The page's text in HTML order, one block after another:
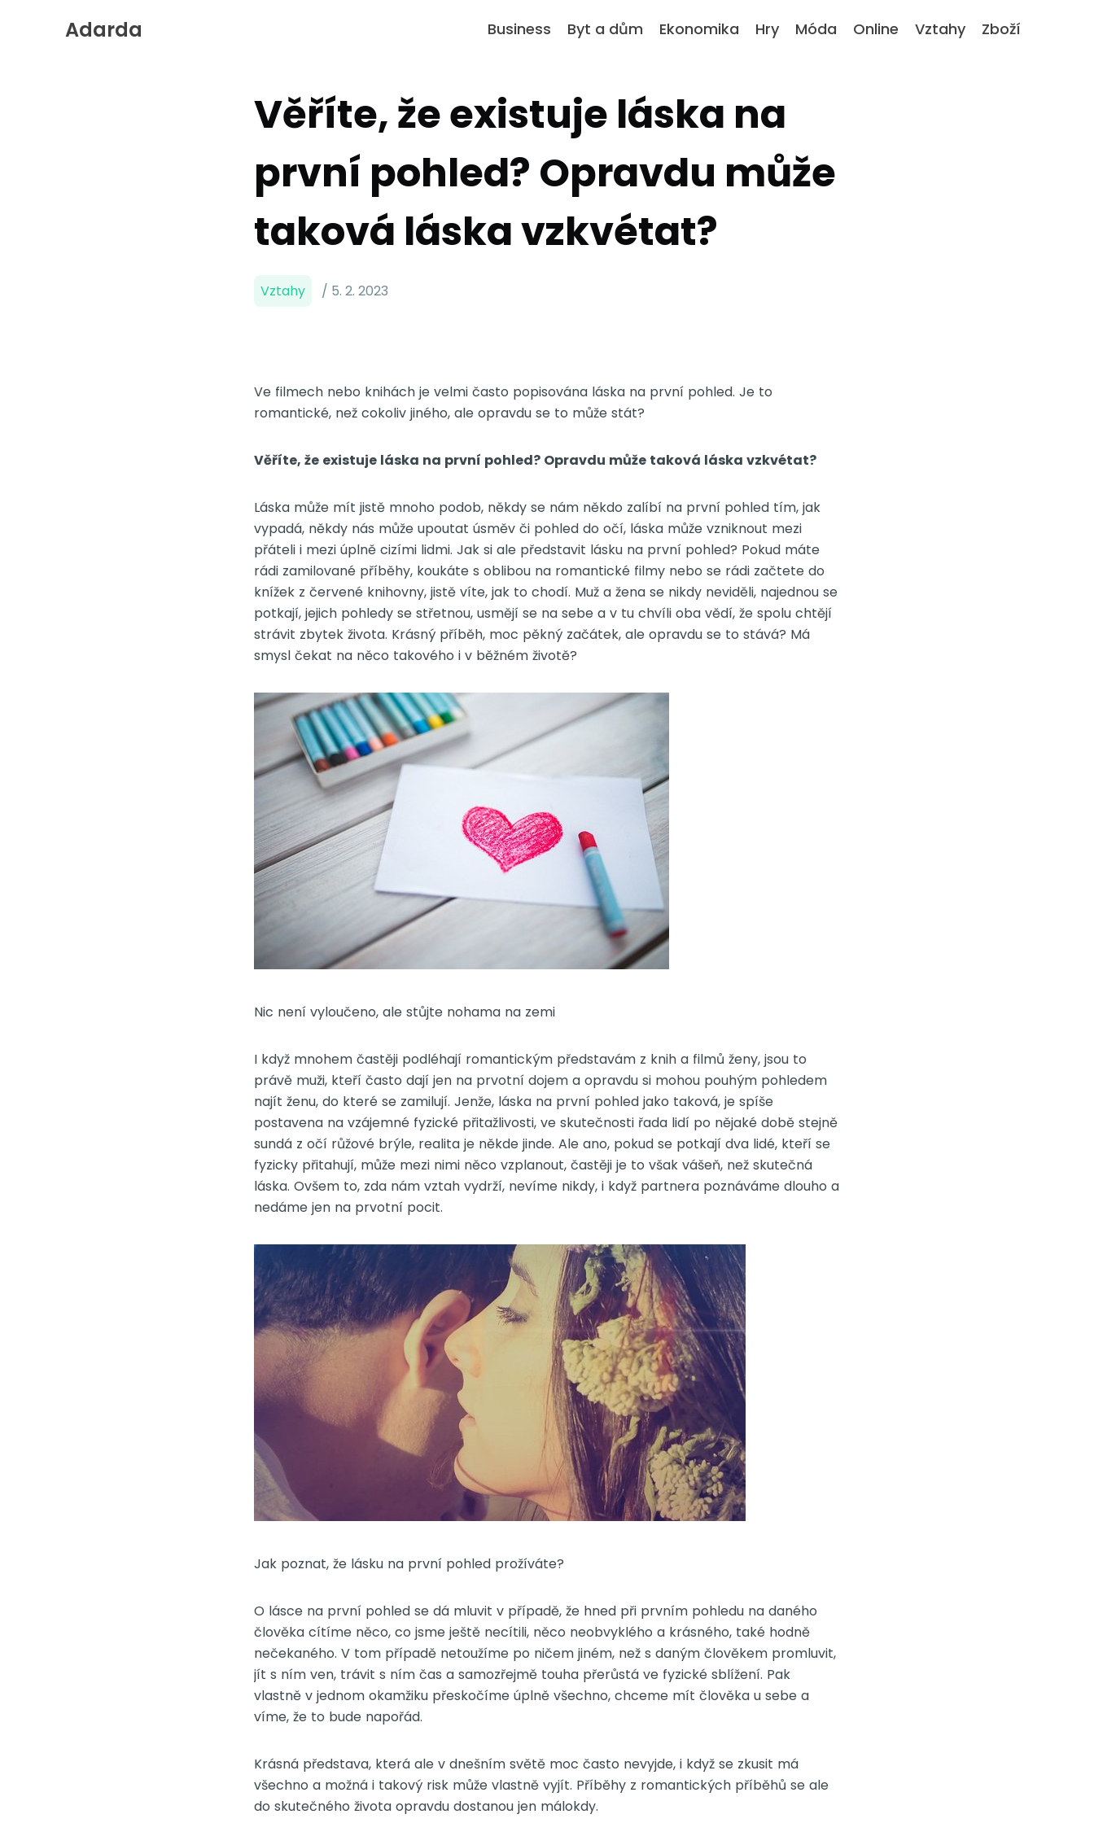
Skip
Adarda Business Byt a dům Ekonomika Hry Móda Online Vztahy Zboží
Věříte, že existuje láska na
první pohled? Opravdu může
taková láska vzkvétat?
Vztahy / 5. 2. 2023
Ve filmech nebo knihách je velmi často popisována láska na první pohled. Je to
romantické, než cokoliv jiného, ale opravdu se to může stát?
Věříte, že existuje láska na první pohled? Opravdu může taková láska vzkvétat?
Láska může mít jistě mnoho podob, někdy se nám někdo zalíbí na první pohled tím, jak
vypadá, někdy nás může upoutat úsměv či pohled do očí, láska může vzniknout mezi
přáteli i mezi úplně cizími lidmi. Jak si ale představit lásku na první pohled? Pokud máte
rádi zamilované příběhy, koukáte s oblibou na romantické filmy nebo se rádi začtete do
knížek z červené knihovny, jistě víte, jak to chodí. Muž a žena se nikdy neviděli, najednou se
potkají, jejich pohledy se střetnou, usmějí se na sebe a v tu chvíli oba vědí, že spolu chtějí
strávit zbytek života. Krásný příběh, moc pěkný začátek, ale opravdu se to stává? Má
smysl čekat na něco takového i v běžném životě?
Nic není vyloučeno, ale stůjte nohama na zemi
I když mnohem častěji podléhají romantickým představám z knih a filmů ženy, jsou to
právě muži, kteří často dají jen na prvotní dojem a opravdu si mohou pouhým pohledem
najít ženu, do které se zamilují. Jenže, láska na první pohled jako taková, je spíše
postavena na vzájemné fyzické přitažlivosti, ve skutečnosti řada lidí po nějaké době stejně
sundá z očí růžové brýle, realita je někde jinde. Ale ano, pokud se potkají dva lidé, kteří se
fyzicky přitahují, může mezi nimi něco vzplanout, častěji je to však vášeň, než skutečná
láska. Ovšem to, zda nám vztah vydrží, nevíme nikdy, i když partnera poznáváme dlouho a
nedáme jen na prvotní pocit.
Jak poznat, že lásku na první pohled prožíváte?
O lásce na první pohled se dá mluvit v případě, že hned při prvním pohledu na daného
člověka cítíme něco, co jsme ještě necítili, něco neobvyklého a krásného, také hodně
nečekaného. V tom případě netoužíme po ničem jiném, než s daným člověkem promluvit,
jít s ním ven, trávit s ním čas a samozřejmě touha přerůstá ve fyzické sblížení. Pak
vlastně v jednom okamžiku přeskočíme úplně všechno, chceme mít člověka u sebe a
víme, že to bude napořád.
Krásná představa, která ale v dnešním světě moc často nevyjde, i když se zkusit má
všechno a možná i takový risk může vlastně vyjít. Příběhy z romantických příběhů se ale
do skutečného života opravdu dostanou jen málokdy.